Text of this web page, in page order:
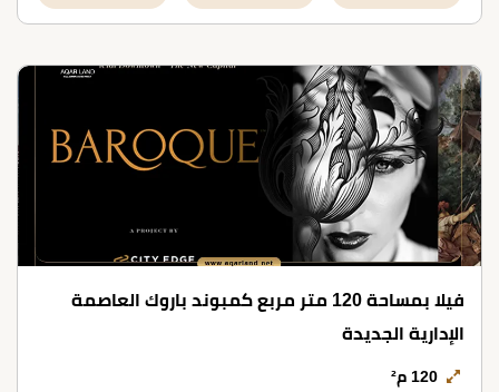
فيلا بمساحة 120 متر مربع كمبوند باروك العاصمة
الإدارية الجديدة
120 م²